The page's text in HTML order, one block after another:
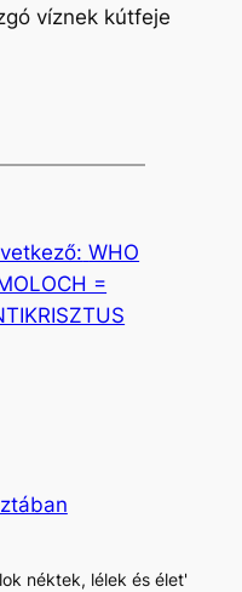
víznek kútfeje
WHO
=
néktek, lélek és élet'